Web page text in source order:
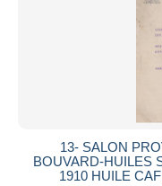
13- SALON
BOUVARD-HUILES
1910 HUILE